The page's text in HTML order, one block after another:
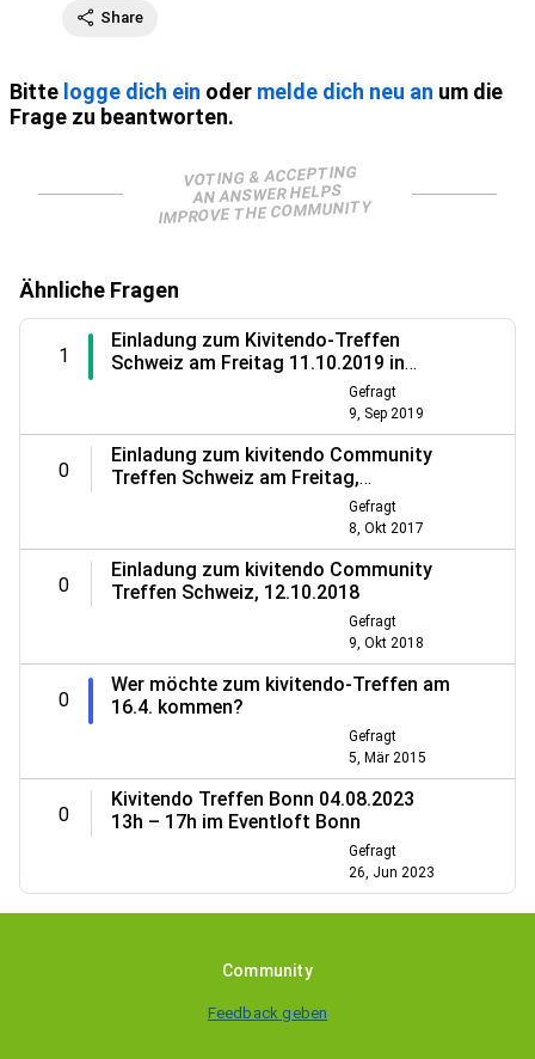
Share
Bitte logge dich ein oder melde dich neu an um die
Frage zu beantworten.
VOTING & ACCEPTING
AN ANSWER HELPS
IMPROVE THE COMMUNITY
Ähnliche Fragen
1
Einladung zum Kivitendo-Treffen
Schweiz am Freitag 11.10.2019 in
Gefragt
9, Sep 2019
0
Einladung zum kivitendo Community
Treffen Schweiz am Freitag,
Gefragt
8, Okt 2017
0
Einladung zum kivitendo Community
Treffen Schweiz, 12.10.2018
Gefragt
9, Okt 2018
0
Wer möchte zum kivitendo-Treffen am
16.4. kommen?
Gefragt
5, Mär 2015
0
Kivitendo Treffen Bonn 04.08.2023
13h – 17h im Eventloft Bonn
Gefragt
26, Jun 2023
Community
Feedback geben